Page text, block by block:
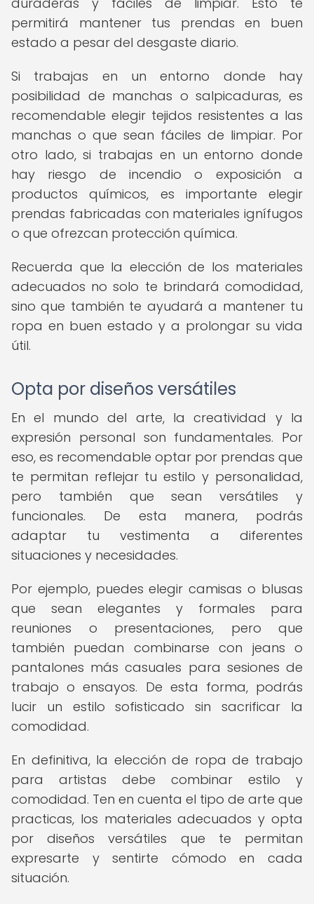
permitirá mantener tus prendas en buen
estado a pesar del desgaste diario.
Si trabajas en un entorno donde hay
posibilidad de manchas o salpicaduras, es
recomendable elegir tejidos resistentes a las
manchas o que sean fáciles de limpiar. Por
otro lado, si trabajas en un entorno donde
hay riesgo de incendio o exposición a
productos químicos, es importante elegir
prendas fabricadas con materiales ignífugos
o que ofrezcan protección química.
Recuerda que la elección de los materiales
adecuados no solo te brindará comodidad,
sino que también te ayudará a mantener tu
ropa en buen estado y a prolongar su vida
útil.
Opta por diseños versátiles
En el mundo del arte, la creatividad y la
expresión personal son fundamentales. Por
eso, es recomendable optar por prendas que
te permitan reflejar tu estilo y personalidad,
pero también que sean versátiles y
funcionales. De esta manera, podrás
adaptar tu vestimenta a diferentes
situaciones y necesidades.
Por ejemplo, puedes elegir camisas o blusas
que sean elegantes y formales para
reuniones o presentaciones, pero que
también puedan combinarse con jeans o
pantalones más casuales para sesiones de
trabajo o ensayos. De esta forma, podrás
lucir un estilo sofisticado sin sacrificar la
comodidad.
En definitiva, la elección de ropa de trabajo
para artistas debe combinar estilo y
comodidad. Ten en cuenta el tipo de arte que
practicas, los materiales adecuados y opta
por diseños versátiles que te permitan
expresarte y sentirte cómodo en cada
situación.